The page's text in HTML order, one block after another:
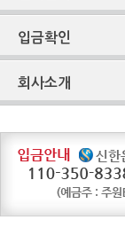
입금확인
회사소개